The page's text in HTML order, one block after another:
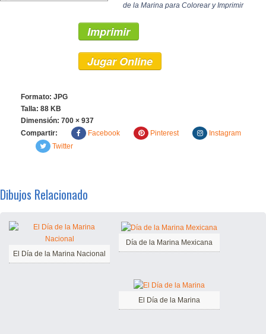
de la Marina para Colorear y Imprimir
Imprimir
Jugar Online
Formato: JPG
Talla: 88 KB
Dimensión: 700 × 937
Compartir:
Facebook Pinterest
Instagram
Twitter
Dibujos Relacionado
El Día de la Marina Nacional
Día de la Marina Mexicana
El Día de la Marina